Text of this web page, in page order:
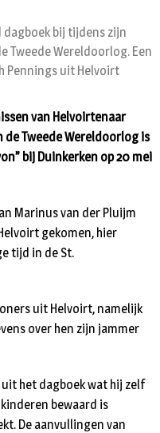
bij tijdens zijn
Tweede Wereldoorlog. Een
Pennings uit Helvoirt
van Helvoirtenaar
de Tweede Wereldoorlog is
bij Duinkerken op 20 mei
Marinus van der Pluijm
gekomen, hier
tijd in de St.
uit Helvoirt, namelijk
over hen zijn jammer
het dagboek wat hij zelf
bewaard is
De aanvullingen van